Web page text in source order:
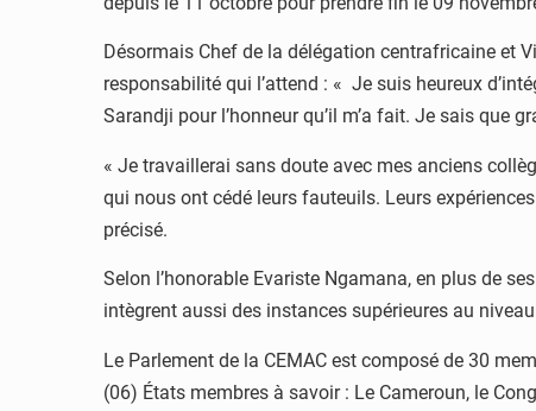
Désormais Chef de la délégation centrafricaine et
responsabilité qui l’attend : « Je suis heureux
Sarandji pour l’honneur qu’il m’a fait. Je sais que
« Je travaillerai sans doute avec mes anciens
qui nous ont cédé leurs fauteuils. Leurs
précisé.
Selon l’honorable Evariste Ngamana, en plus de
intègrent aussi des instances supérieures au
Le Parlement de la CEMAC est composé de 30
(06) États membres à savoir : Le Cameroun, le